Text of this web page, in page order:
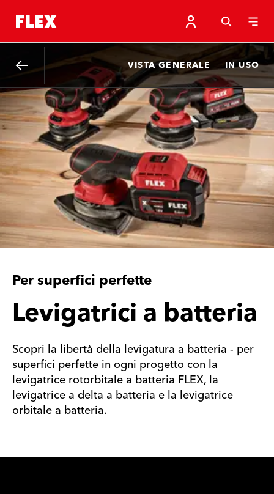
Indietro VISTA GENERALE IN USO
Per superfici perfette
Levigatrici a batteria
Scopri la libertà della levigatura a batteria - per
superfici perfette in ogni progetto con la
levigatrice rotorbitale a batteria FLEX, la
levigatrice a delta a batteria e la levigatrice
orbitale a batteria.